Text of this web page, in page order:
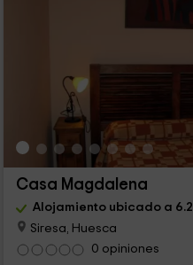
Casa Magdalena
Alojamiento ubicado a
Siresa, Huesca
0 opiniones